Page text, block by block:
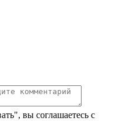
вы соглашаетесь с